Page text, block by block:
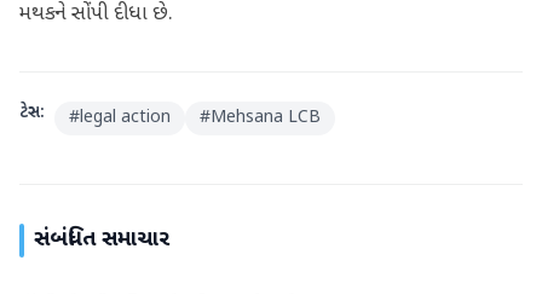
મથકને સોંપી દીધા છે.
ટેગ્સ: #legal action #Mehsana LCB
સંબંધિત સમાચાર